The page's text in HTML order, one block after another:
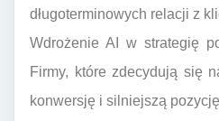
długoterminowych relacji z
Wdrożenie AI w strategię
Firmy, które zdecydują się
konwersję i silniejszą